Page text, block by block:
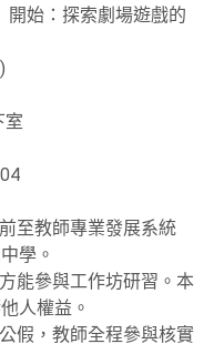
開始：探索劇場遊戲的
室
至教師專業發展系統
學。
能參與工作坊研習。本
人權益。
假，教師全程參與核實